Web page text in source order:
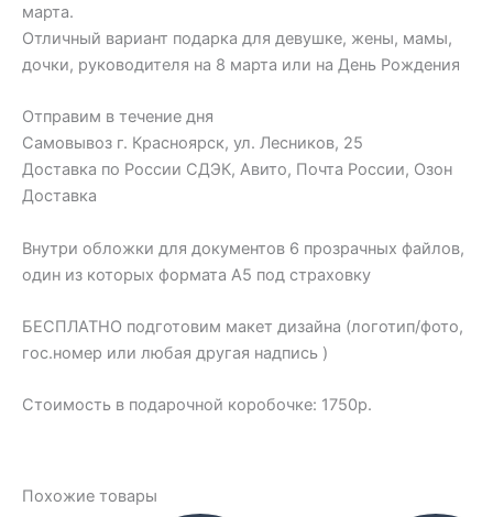
марта.
Отличный вариант подарка для девушке, жены, мамы,
дочки, руководителя на 8 марта или на День Рождения
Отпpaвим в течениe дня
Самовывоз г. Красноярск, ул. Лесников, 25
Доставка по России СДЭК, Авито, Почта России, Озон
Доставка
Внутри обложки для документов 6 прозрачных файлов,
один из которых формата А5 под страховку
БЕСПЛАТНО подготовим макет дизайна (логотип/фото,
гос.номер или любая другая надпись )
Стоимость в подарочной коробочке: 1750р.
Похожие товары